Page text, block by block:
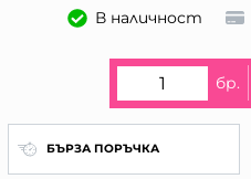
В наличност
бр.
БЪРЗА ПОРЪЧКА